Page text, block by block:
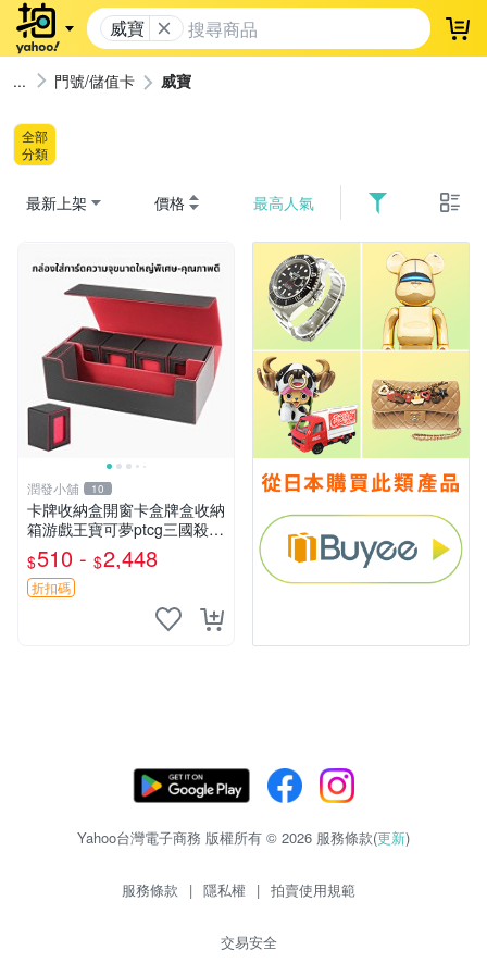
威寶 登
門號/儲值卡 威寶
全部
分類
最新上架 價格 最高人氣
潤發小舖 10
卡牌收納盒開窗卡盒牌盒收納
箱游戲王寶可夢ptcg三國殺海
賊王dtcg
$510 - $2,448
折扣碼
Yahoo台灣電子商務 版權所有 © 2026 服務條款(更新)
服務條款 | 隱私權 | 拍賣使用規範
交易安全